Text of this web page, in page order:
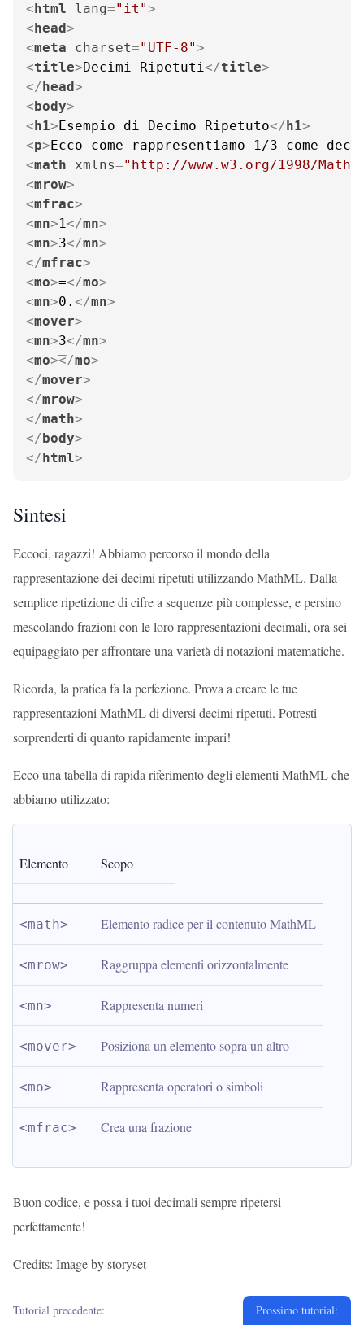
<html lang="it">
<head>
<meta charset="UTF-8">
<title>Decimi Ripetuti</title>
</head>
<body>
<h1>Esempio di Decimo Ripetuto</h1>
<p>Ecco come rappresentiamo 1/3 come
<math xmlns="http://www.w3.org/1998/Math/
<mrow>
<mfrac>
<mn>1</mn>
<mn>3</mn>
</mfrac>
<mo>=</mo>
<mn>0. </mn>
<mover>
<mn>3</mn>
<mo></mo>
</mover>
</mrow>
</math>
</body>
</html>
Sintesi
Eccoci, ragazzi! Abbiamo percorso il mondo della
rappresentazione dei decimi ripetuti utilizzando MathML. Dalla
semplice ripetizione di cifre a sequenze più complesse, e persino
mescolando frazioni con le loro rappresentazioni decimali, ora sei
equipaggiato per affrontare una varietà di notazioni matematiche.
Ricorda, la pratica fa la perfezione. Prova a creare le tue
rappresentazioni MathML di diversi decimi ripetuti. Potresti
sorprenderti di quanto rapidamente impari!
Ecco una tabella di rapida riferimento degli elementi MathML che
abbiamo utilizzato:
Elemento Scopo
<math> Elemento radice per il contenuto MathML
<mrow> Raggruppa elementi orizzontalmente
<mn> Rappresenta numeri
<mover> Posiziona un elemento sopra un altro
<mo> Rappresenta operatori o simboli
<mfrac> Crea una frazione
Buon codice, e possa i tuoi decimali sempre ripetersi
perfettamente!
Credits: Image by storyset
Tutorial precedente: Prossimo tutorial: